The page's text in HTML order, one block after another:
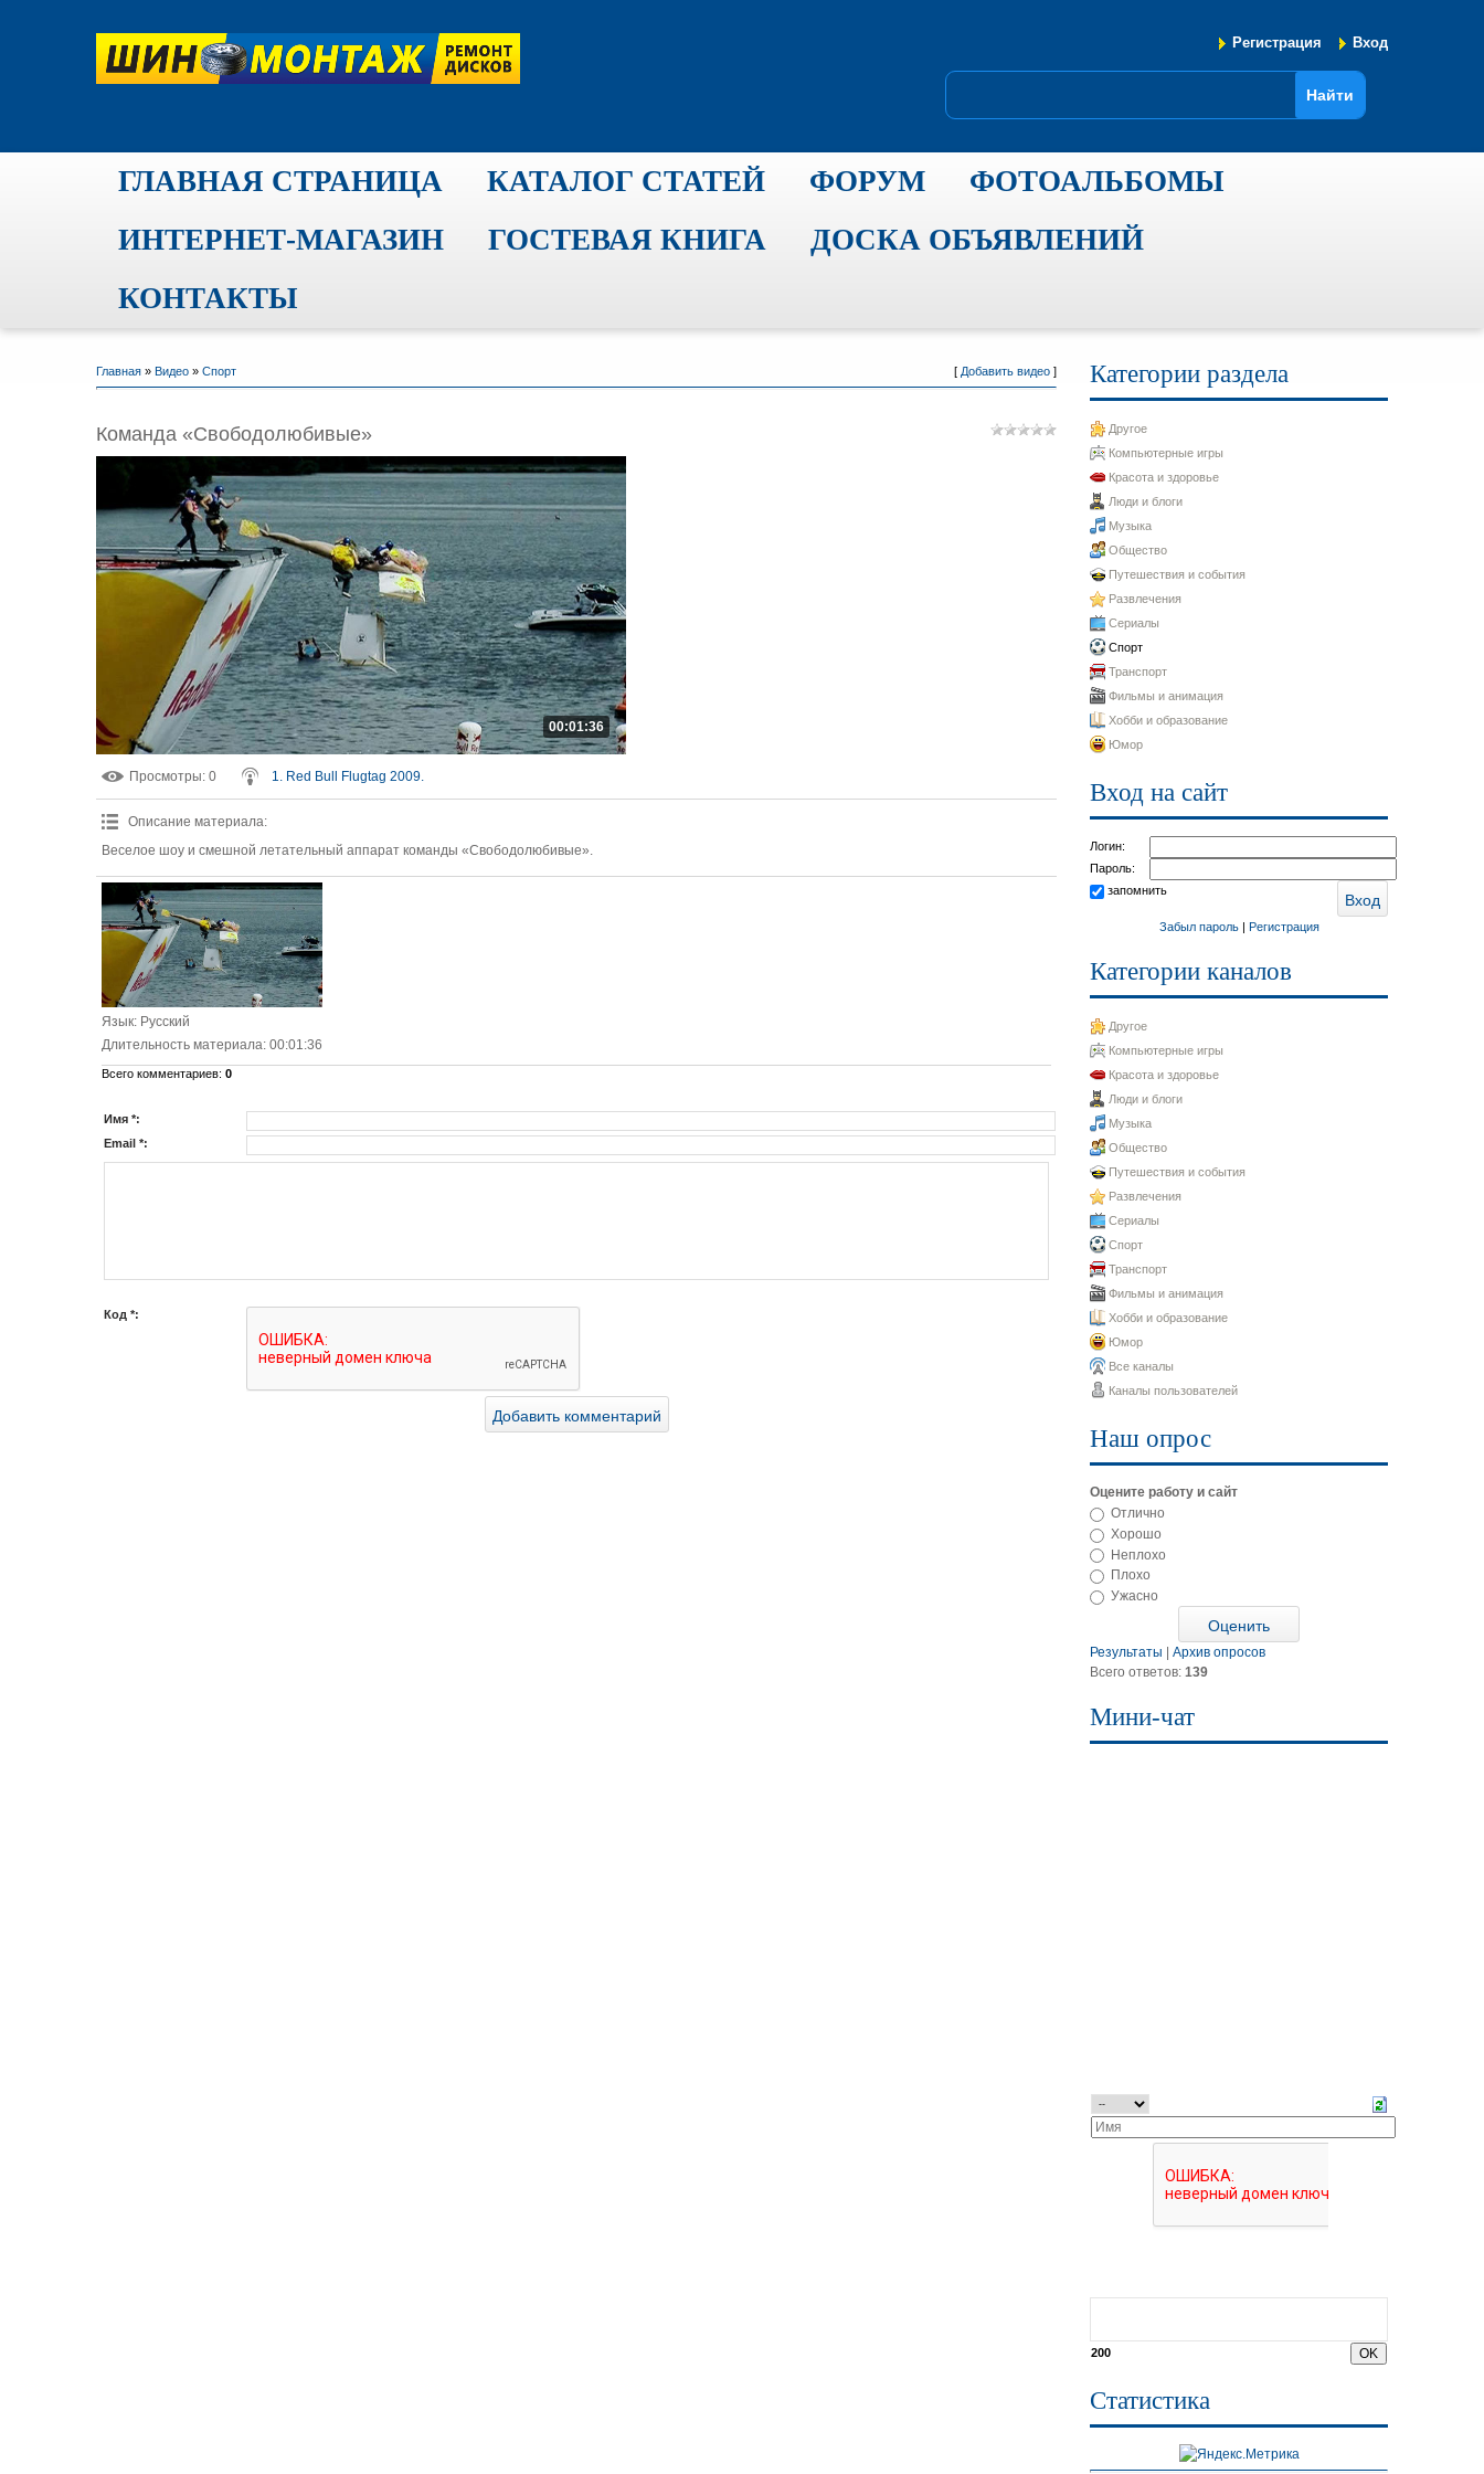
Регистрация Вход
ГЛАВНАЯ СТРАНИЦА КАТАЛОГ СТАТЕЙ ФОРУМ
ФОТОАЛЬБОМЫ
ИНТЕРНЕТ-МАГАЗИН
ГОСТЕВАЯ КНИГА
ДОСКА ОБЪЯВЛЕНИЙ
КОНТАКТЫ
Главная » Видео » Спорт [ Добавить видео ]
Команда «Свободолюбивые»
00:01:36
Просмотры: 0 1. Red Bull Flugtag 2009.
Описание материала:
Веселое шоу и смешной летательный аппарат команды «Свободолюбивые».
Язык: Русский
Длительность материала: 00:01:36
Всего комментариев: 0
Имя *:
Email *:
Код *:
Категории раздела
Другое
Компьютерные игры
Красота и здоровье
Люди и блоги
Музыка
Общество
Путешествия и события
Развлечения
Сериалы
Спорт
Транспорт
Фильмы и анимация
Хобби и образование
Юмор
Вход на сайт
Логин:
Пароль:
запомнить
Забыл пароль| Регистрация
Категории каналов
Другое
Компьютерные игры
Красота и здоровье
Люди и блоги
Музыка
Общество
Путешествия и события
Развлечения
Сериалы
Спорт
Транспорт
Фильмы и анимация
Хобби и образование
Юмор
Все каналы
Каналы пользователей
Наш опрос
Оцените работу и сайт
Отлично
Хорошо
Неплохо
Плохо
Ужасно
Результаты
Архив опросов
Всего ответов: 139
Мини-чат
200
Статистика